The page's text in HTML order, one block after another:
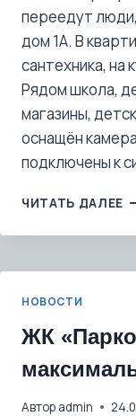
переедут
дом 1А. В
сантехника, на
Рядом школа,
магазины,
оснащён
подключены к
ЧИТАТЬ ДАЛЕЕ
НОВОСТИ
ЖК
Автор admin